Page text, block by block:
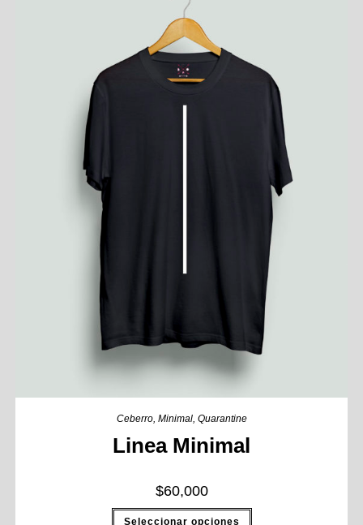
Ceberro, Minimal, Quarantine
Linea Minimal
$60,000
Seleccionar opciones